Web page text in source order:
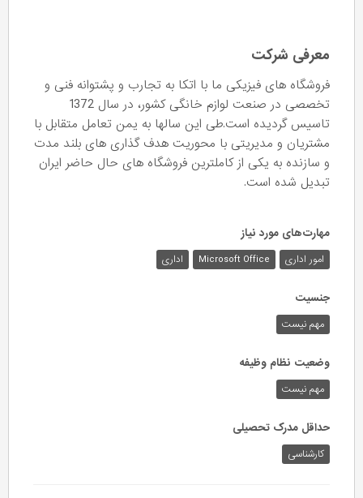
معرفی شرکت
فروشگاه های فیزیکی ما با اتکا به تجارب و پشتوانه فنی و
تخصصی در صنعت لوازم خانگی کشور، در سال 1372
تاسيس گردیده است.طی این سالها به یمن تعامل متقابل با
مشتریان و مدیریتی با محوریت هدف گذاری های بلند مدت
و سازنده به یکی از کاملترین فروشگاه های حال حاضر ایران
تبدیل شده است.
مهارت‌های مورد نیاز
امور اداری Microsoft Office اداری
جنسیت
مهم نیست
وضعیت نظام وظیفه
مهم‌ نیست
حداقل مدرک تحصیلی
کارشناسی